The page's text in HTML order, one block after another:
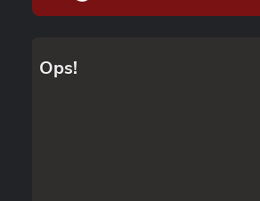
Ops!